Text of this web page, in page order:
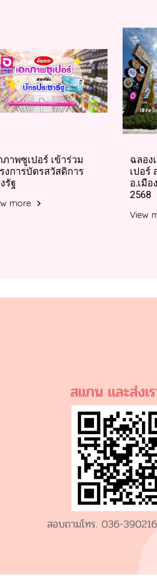
ภาพซูเปอร์ เข้าร่วม
งการบัตรสวัสดิการ
รัฐ
more
ฉลอง
เปอร์
อ.เมือ
2568
View